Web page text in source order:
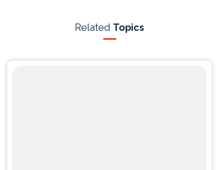
Related Topics